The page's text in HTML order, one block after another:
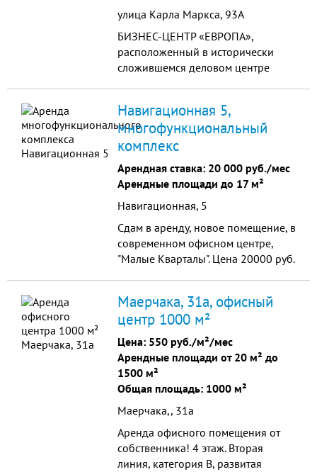
улица Карла Маркса, 93А
БИЗНЕС-ЦЕНТР «ЕВРОПА»,
расположенный в исторически
сложившемся деловом центре
администрации, удовлетворит
требованиям самых взыскательных
бизнес-кругов.
Навигационная 5,
многофункциональный
комплекс
Арендная ставка: 20 000 руб./мес
Арендные площади до 17 м²
Навигационная, 5
Сдам в аренду, новое помещение, в
современном офисном центре,
"Малые Кварталы". Цена 20000 руб.
Маерчака, 31а, офисный
центр 1000 м²
Цена: 550 руб./м²/мес
Арендные площади от 20 м² до
1500 м²
Общая площадь: 1000 м²
Маерчака,, 31а
Аренда офисного помещения от
собственника! 4 этаж. Вторая
линия, категория В, развитая